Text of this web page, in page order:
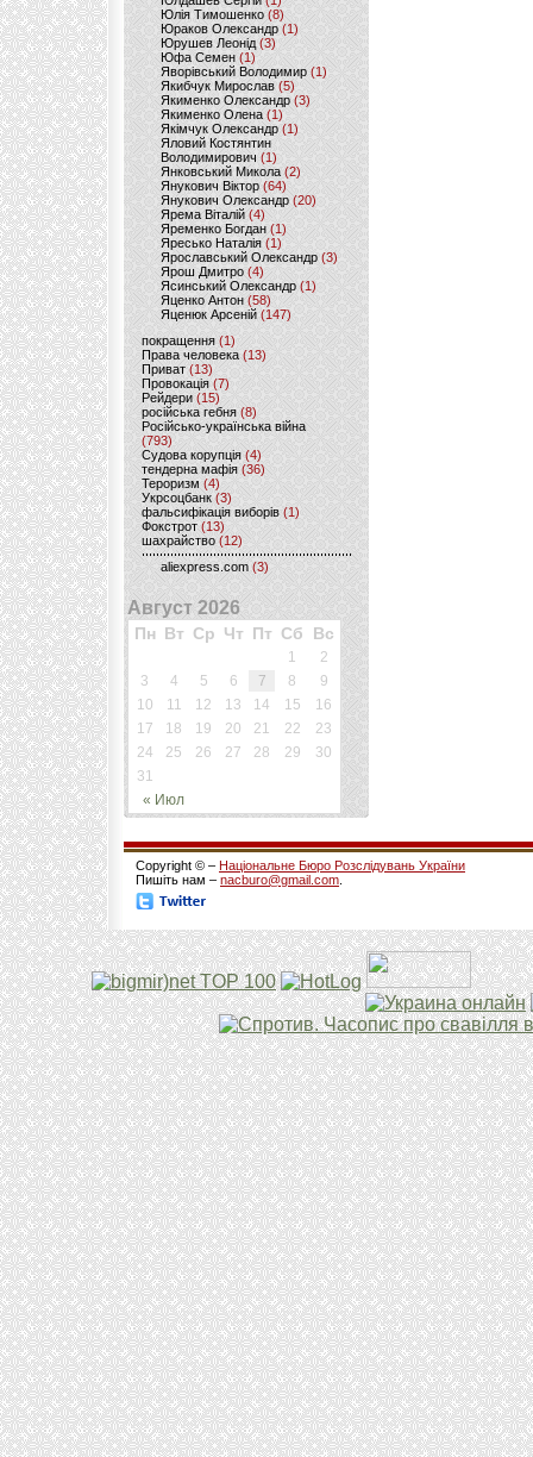
Юлія Тимошенко (8)
Юраков Олександр (1)
Юрушев Леонід (3)
Юфа Семен (1)
Яворівський Володимир (1)
Якибчук Мирослав (5)
Якименко Олександр (3)
Якименко Олена(1)
Якімчук Олександр (1)
Яловий Костянтин
Володимирович (1)
Янковський Микола(2)
Янукович Віктор (64)
Янукович Олександр(20)
Ярема Віталій(4)
Яременко Богдан(1)
Яресько Наталія(1)
Ярославський Олександр (3)
Ярош Дмитро (4)
Ясинський Олександр (1)
Яценко Антон(58)
Яценюк Арсеній (147)
покращення (1)
Права человека(13)
Приват (13)
Провокація (7)
Рейдери (15)
російська гебня (8)
Російсько-українська війна
(793)
Судова корупція (4)
тендерна мафія (36)
Тероризм (4)
Укрсоцбанк (3)
фальсифікація виборів (1)
Фокстрот(13)
шахрайство (12)
aliexpress.com (3)
Август 2026
Пн Вт Ср Чт Пт Сб Вс
« Июл
1
2
3
4 5 6 7 8
9
10
11 12 13 14 15
16
17
18 19 20 21 22
23
24
25 26 27 28 29
30
31
Copyright © – Національне Бюро Розслідувань України
Пишіть нам – nacburo@gmail.com